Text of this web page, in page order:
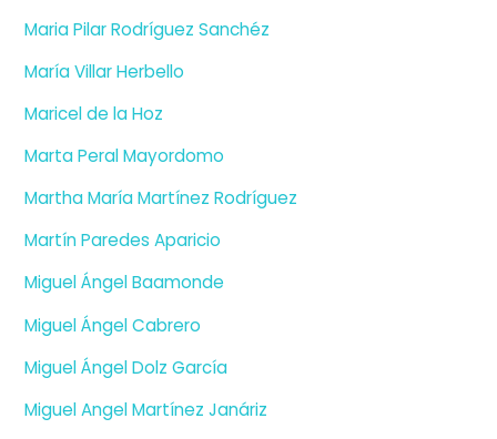
Maria Pilar Rodríguez Sanchéz
María Villar Herbello
Maricel de la Hoz
Marta Peral Mayordomo
Martha María Martínez Rodríguez
Martín Paredes Aparicio
Miguel Ángel Baamonde
Miguel Ángel Cabrero
Miguel Ángel Dolz García
Miguel Angel Martínez Janáriz